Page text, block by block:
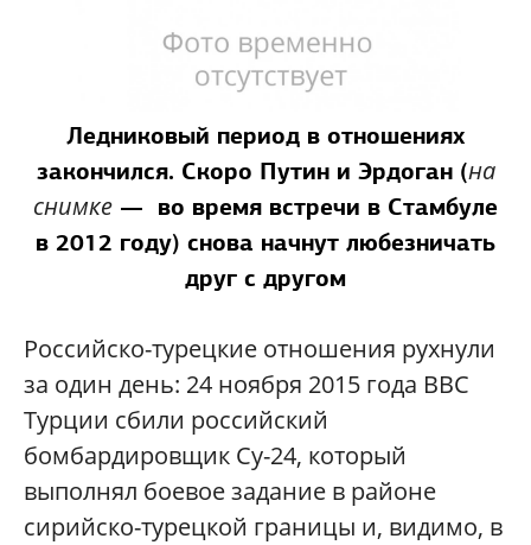
Ледниковый период в отношениях
закончился. Скоро Путин и Эрдоган (на
снимке — во время встречи в Стамбуле
в 2012 году) снова начнут любезничать
друг с другом
Российско-турецкие отношения рухнули
за один день: 24 ноября 2015 года ВВС
Турции сбили российский
бомбардировщик Су-24, который
выполнял боевое задание в районе
сирийско-турецкой границы и, видимо, в